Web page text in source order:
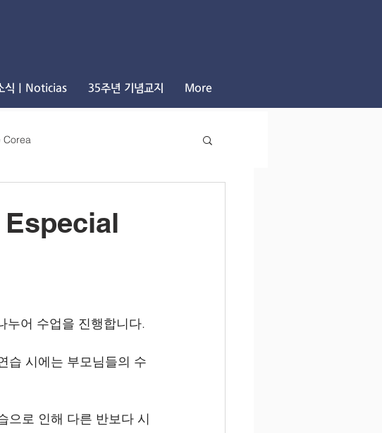
식 | Noticias 35주년 기념교지 More
Corea
누어 수업을 진행합니다.
습 시에는 부모님들의 수
으로 인해 다른 반보다 시